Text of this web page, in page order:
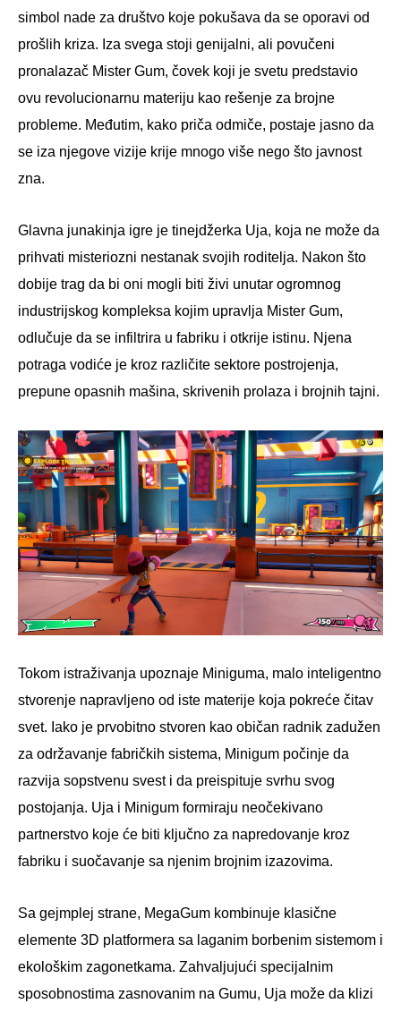
simbol nade za društvo koje pokušava da se oporavi od
prošlih kriza. Iza svega stoji genijalni, ali povučeni
pronalazač Mister Gum, čovek koji je svetu predstavio
ovu revolucionarnu materiju kao rešenje za brojne
probleme. Međutim, kako priča odmiče, postaje jasno da
se iza njegove vizije krije mnogo više nego što javnost
zna.
Glavna junakinja igre je tinejdžerka Uja, koja ne može da
prihvati misteriozni nestanak svojih roditelja. Nakon što
dobije trag da bi oni mogli biti živi unutar ogromnog
industrijskog kompleksa kojim upravlja Mister Gum,
odlučuje da se infiltrira u fabriku i otkrije istinu. Njena
potraga vodiće je kroz različite sektore postrojenja,
prepune opasnih mašina, skrivenih prolaza i brojnih tajni.
Tokom istraživanja upoznaje Miniguma, malo inteligentno
stvorenje napravljeno od iste materije koja pokreće čitav
svet. Iako je prvobitno stvoren kao običan radnik zadužen
za održavanje fabričkih sistema, Minigum počinje da
razvija sopstvenu svest i da preispituje svrhu svog
postojanja. Uja i Minigum formiraju neočekivano
partnerstvo koje će biti ključno za napredovanje kroz
fabriku i suočavanje sa njenim brojnim izazovima.
Sa gejmplej strane, MegaGum kombinuje klasične
elemente 3D platformera sa laganim borbenim sistemom i
ekološkim zagonetkama. Zahvaljujući specijalnim
sposobnostima zasnovanim na Gumu, Uja može da klizi